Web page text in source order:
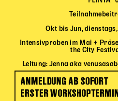
Okt bis Jun,
Intensivproben im Mai +
the City
Leitung: Jenna aka
ANMELDUNG AB SOFORT
ERSTER